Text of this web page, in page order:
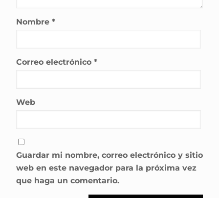
Nombre *
Correo electrónico *
Web
Guardar mi nombre, correo electrónico y sitio
web en este navegador para la próxima vez
que haga un comentario.